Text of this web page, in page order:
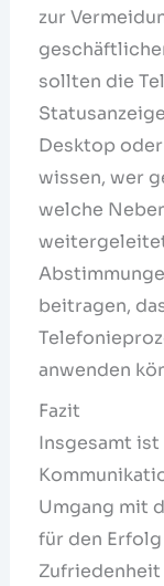
zur
sollten die
Desktop
wissen, wer
welche
beitragen,
anwenden
Fazit
Insgesamt
Umgang mit
für den
Zufriedenheit